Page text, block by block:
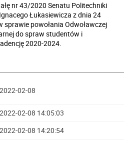
nr 43/2020 Senatu Politechniki
Łukasiewicza z dnia 24
sprawie powołania Odwoławczej
do spraw studentów i
2020-2024.
2022-02-08
2022-02-08 14:05:03
2022-02-08 14:20:54